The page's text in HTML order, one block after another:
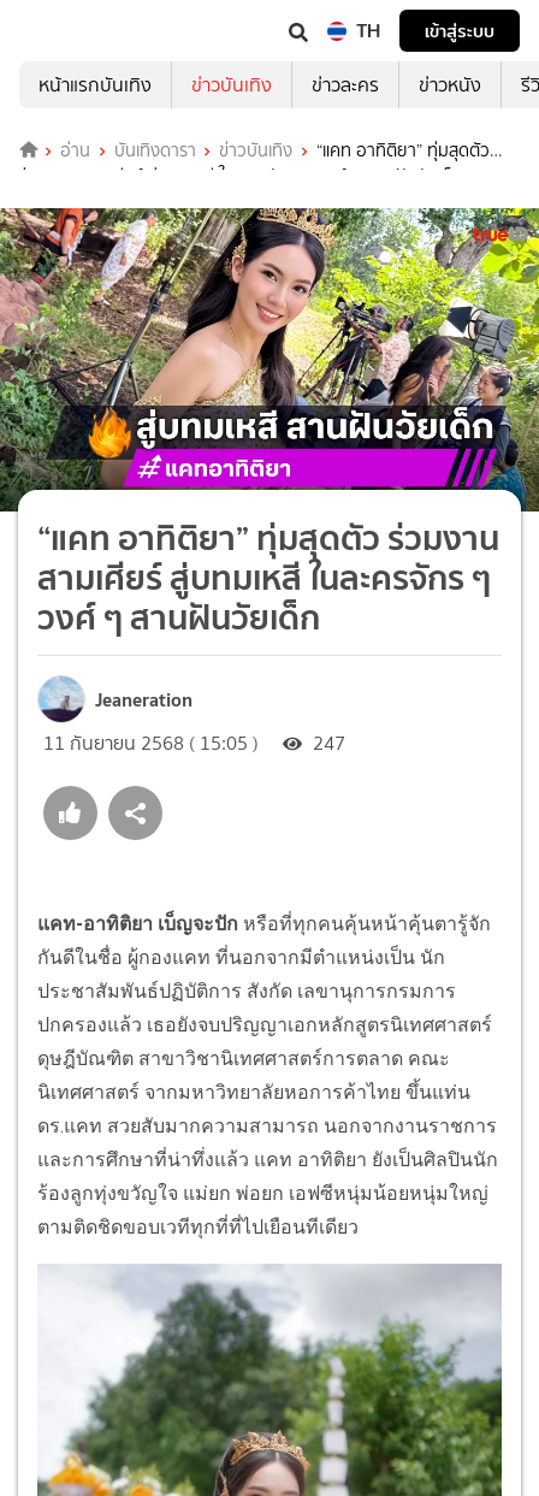
TH
เข้าสู่ระบบ
หน้าแรกบันเทิง
ข่าวบันเทิง ข่าวละคร ข่าวหนัง รี
อ่าน บันเทิงดารา ข่าวบันเทิง
“แคท อาทิติยา” ทุ่มสุดตัว
ร่วมงาน สามเศียร์ สู่บทมเหสี ในละครจักร ๆ วงศ์ ๆ สานฝันวัยเด็ก
“แคท อาทิติยา” ทุ่มสุดตัว ร่วมงาน
สามเศียร์ สู่บทมเหสี ในละครจักร ๆ
วงศ์ ๆ สานฝันวัยเด็ก
Jeaneration
11 กันยายน 2568 ( 15:05 ) 247
แคท-อาทิติยา เบ็ญจะปัก หรือที่ทุกคนคุ้นหน้าคุ้นตารู้จัก
กันดีในชื่อ ผู้กองแคท ที่นอกจากมีตำแหน่งเป็น นัก
ประชาสัมพันธ์ปฏิบัติการ สังกัด เลขานุการกรมการ
ปกครองแล้ว เธอยังจบปริญญาเอกหลักสูตรนิเทศศาสตร์
ดุษฎีบัณฑิต สาขาวิชานิเทศศาสตร์การตลาด คณะ
นิเทศศาสตร์ จากมหาวิทยาลัยหอการค้าไทย ขึ้นแท่น
ดร.แคท สวยสับมากความสามารถ นอกจากงานราชการ
และการศึกษาที่น่าทึ่งแล้ว แคท อาทิติยา ยังเป็นศิลปินนัก
ร้องลูกทุ่งขวัญใจ แม่ยก พ่อยก เอฟซีหนุ่มน้อยหนุ่มใหญ่
ตามติดชิดขอบเวทีทุกที่ที่ไปเยือนทีเดียว